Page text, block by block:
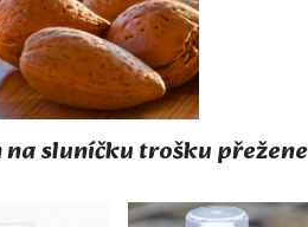
sluníčku trošku